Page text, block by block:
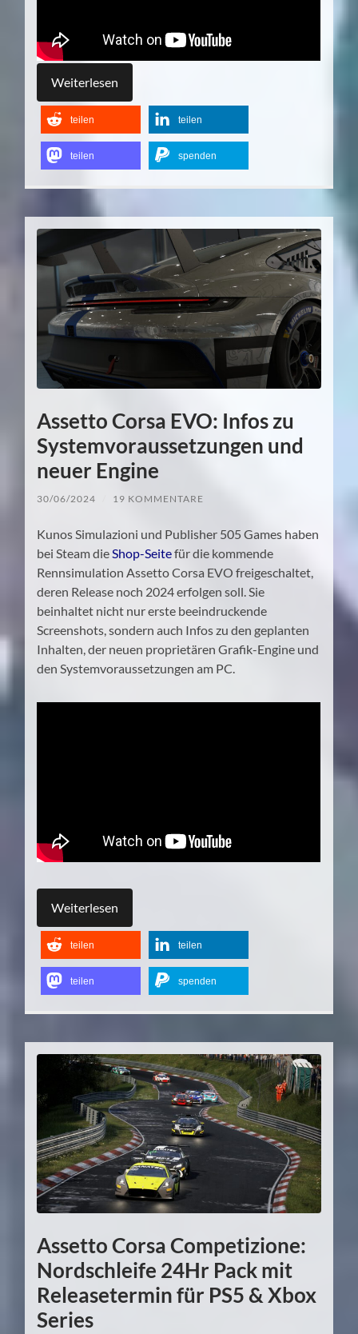
Weiterlesen
teilen teilen
teilen spenden
Assetto Corsa EVO: Infos zu
Systemvoraussetzungen und
neuer Engine
30/06/2024 19 KOMMENTARE
Kunos Simulazioni und Publisher 505 Games haben
bei Steam dieShop-Seitefür die kommende
Rennsimulation Assetto Corsa EVO freigeschaltet,
deren Release noch 2024 erfolgen soll. Sie
beinhaltet nicht nur erste beeindruckende
Screenshots, sondern auch Infos zu den geplanten
Inhalten, der neuen proprietären Grafik-Engine und
den Systemvoraussetzungen am PC.
Weiterlesen
teilen teilen
teilen spenden
Assetto Corsa Competizione:
Nordschleife 24Hr Pack mit
Releasetermin für PS5 & Xbox
Series